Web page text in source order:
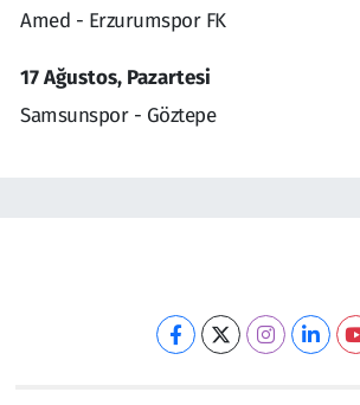
Amed - Erzurumspor FK
17 Ağustos, Pazartesi
Samsunspor - Göztepe